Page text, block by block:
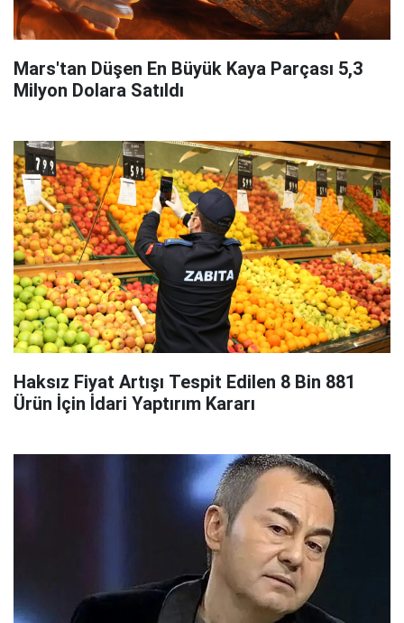
Mars'tan Düşen En Büyük Kaya Parçası 5,3
Milyon Dolara Satıldı
Haksız Fiyat Artışı Tespit Edilen 8 Bin 881
Ürün İçin İdari Yaptırım Kararı